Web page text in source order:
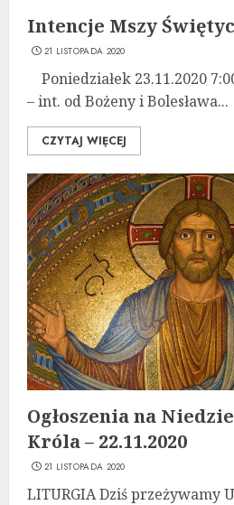
Intencje Mszy
21 LISTOPADA 2020
Poniedziałek 23.11.2020
– int. od Bożeny i Bolesława...
CZYTAJ WIĘCEJ
Ogłoszenia na
Króla – 22.11.2020
21 LISTOPADA 2020
LITURGIA Dziś przeżywamy